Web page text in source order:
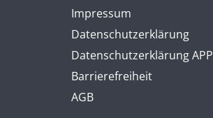
Impressum
Datenschutzerklärung
Datenschutzerklärung APP
Barrierefreiheit
AGB